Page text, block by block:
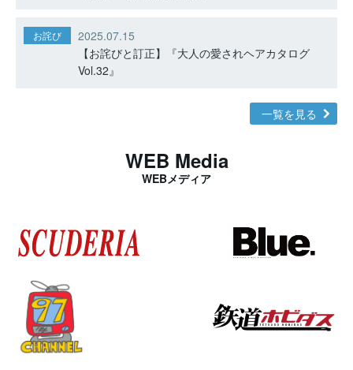
お詫び
2025.07.15
【お詫びと訂正】『大人の愛されヘアカタログ
Vol.32』
一覧を見る
WEB Media
WEBメディア